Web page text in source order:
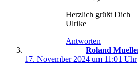
Herzlich grüßt Dich
Ulrike
Antworten
Roland
17. November 2024 um 11:01 Uhr